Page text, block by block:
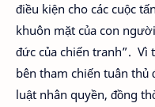
điều kiện cho các cuộc
khuôn mặt của con
đức của chiến tranh”. Vì
bên tham chiến tuân thủ
luật nhân quyền, đồng